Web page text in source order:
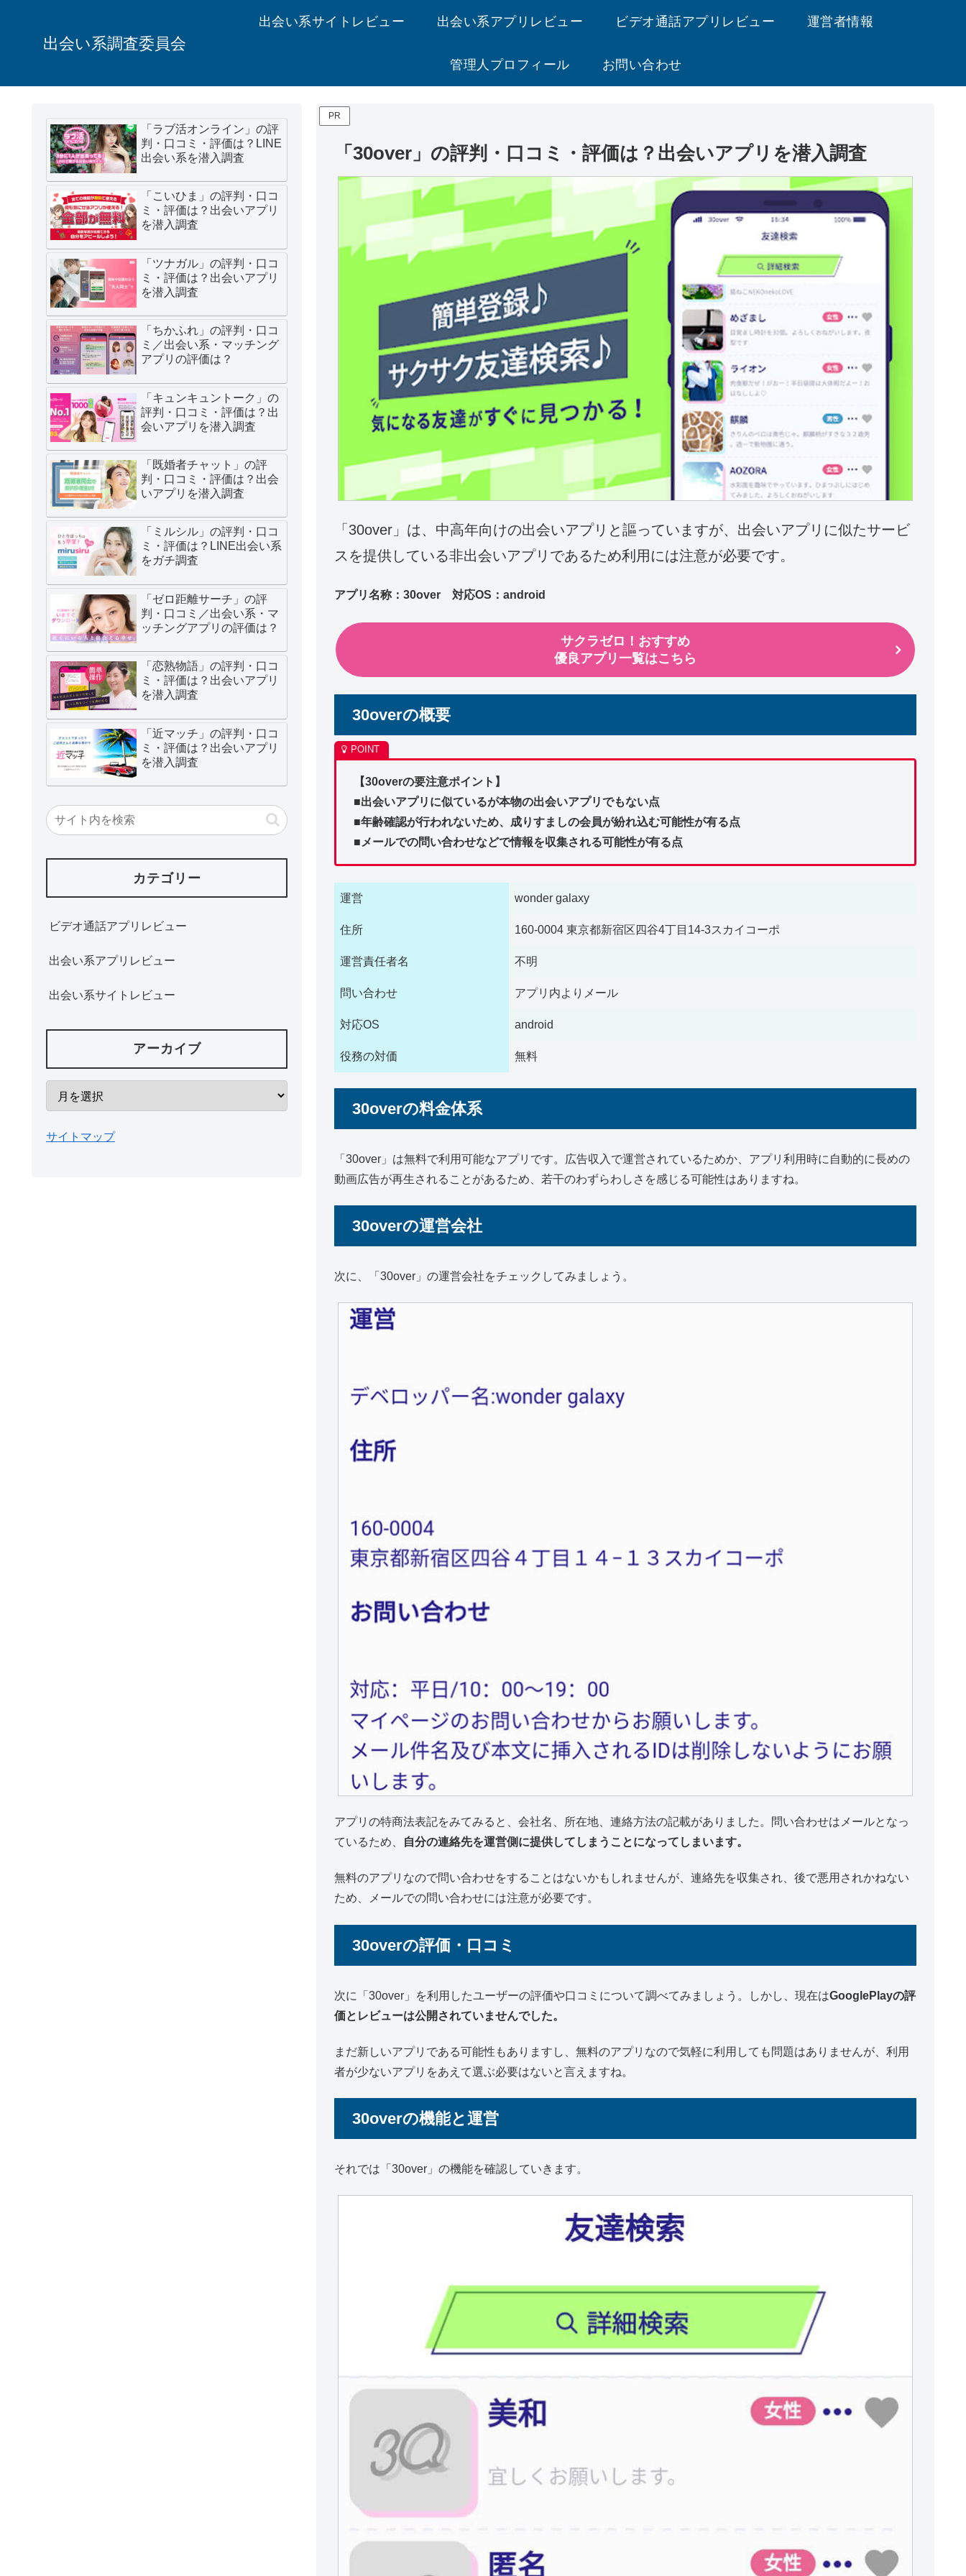
出会い系調査委員会
出会い系サイトレビュー 出会い系アプリレビュー ビデオ通話アプリレビュー 運営者情報
管理人プロフィール お問い合わせ
PR
「30over」の評判・口コミ・評価は？出会いアプリを潜入調査
「30over」は、中高年向けの出会いアプリと謳っていますが、出会いアプリに似たサービ
スを提供している非出会いアプリであるため利用には注意が必要です。
アプリ名称：30over 対応OS：android
サクラゼロ！おすすめ
優良アプリ一覧はこちら
30overの概要
【30overの要注意ポイント】
■出会いアプリに似ているが本物の出会いアプリでもない点
■年齢確認が行われないため、成りすましの会員が紛れ込む可能性が有る点
■メールでの問い合わせなどで情報を収集される可能性が有る点
運営 wonder galaxy
住所 160-0004 東京都新宿区四谷4丁目14-3スカイコーポ
運営責任者名 不明
問い合わせ アプリ内よりメール
対応OS android
役務の対価 無料
30overの料金体系
「30over」は無料で利用可能なアプリです。広告収入で運営されているためか、アプリ利用時に自動的に長めの
動画広告が再生されることがあるため、若干のわずらわしさを感じる可能性はありますね。
30overの運営会社
次に、「30over」の運営会社をチェックしてみましょう。
アプリの特商法表記をみてみると、会社名、所在地、連絡方法の記載がありました。問い合わせはメールとなっ
ているため、
自分の連絡先を運営側に提供してしまうことになってしまいます。
無料のアプリなので問い合わせをすることはないかもしれませんが、連絡先を収集され、後で悪用されかねない
ため、メールでの問い合わせには注意が必要です。
30overの評価・口コミ
次に「30over」を利用したユーザーの評価や口コミについて調べてみましょう。しかし、現在はGooglePlayの評
価とレビューは公開されていませんでした。
まだ新しいアプリである可能性もありますし、無料のアプリなので気軽に利用しても問題はありませんが、利用
者が少ないアプリをあえて選ぶ必要はないと言えますね。
30overの機能と運営
それでは「30over」の機能を確認していきます。
「ラブ活オンライン」の評
判・口コミ・評価は？LINE
出会い系を潜入調査
「こいひま」の評判・口コ
ミ・評価は？出会いアプリ
を潜入調査
「ツナガル」の評判・口コ
ミ・評価は？出会いアプリ
を潜入調査
「ちかふれ」の評判・口コ
ミ／出会い系・マッチング
アプリの評価は？
「キュンキュントーク」の
評判・口コミ・評価は？出
会いアプリを潜入調査
「既婚者チャット」の評
判・口コミ・評価は？出会
いアプリを潜入調査
「ミルシル」の評判・口コ
ミ・評価は？LINE出会い系
をガチ調査
「ゼロ距離サーチ」の評
判・口コミ／出会い系・マ
ッチングアプリの評価は？
「恋熟物語」の評判・口コ
ミ・評価は？出会いアプリ
を潜入調査
「近マッチ」の評判・口コ
ミ・評価は？出会いアプリ
を潜入調査
カテゴリー
ビデオ通話アプリレビュー
出会い系アプリレビュー
出会い系サイトレビュー
アーカイブ
サイトマップ